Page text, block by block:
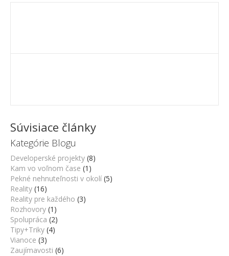
Súvisiace články
Kategórie Blogu
Developerské projekty (8)
Kam vo voľnom čase (1)
Pekné nehnuteľnosti v okolí (5)
Reality (16)
Reality pre každého (3)
Rozhovory (1)
Spolupráca (2)
Tipy+Triky (4)
Vianoce (3)
Zaujímavosti (6)